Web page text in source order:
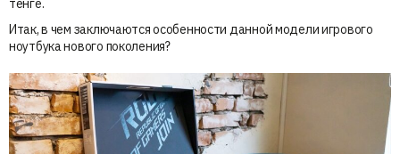
тенге.
Итак, в чем заключаются особенности данной модели игрового
ноутбука нового поколения?